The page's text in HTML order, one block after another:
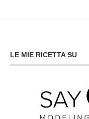
LE MIE RICETTA SU